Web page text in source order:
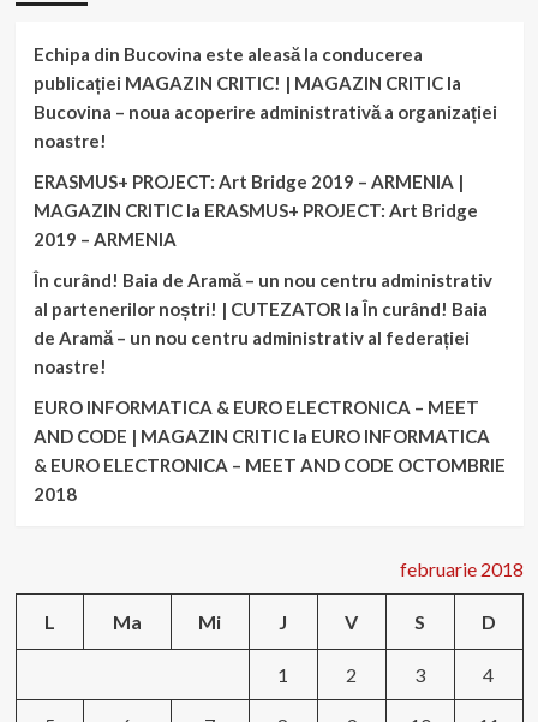
Echipa din Bucovina este aleasă la conducerea
publicației MAGAZIN CRITIC! | MAGAZIN CRITICla
Bucovina – noua acoperire administrativă a organizației
noastre!
ERASMUS+ PROJECT: Art Bridge 2019 – ARMENIA |
MAGAZIN CRITICla ERASMUS+ PROJECT: Art Bridge
2019 – ARMENIA
În curând! Baia de Aramă – un nou centru administrativ
al partenerilor noștri! | CUTEZATOR laÎn curând! Baia
de Aramă – un nou centru administrativ al federației
noastre!
EURO INFORMATICA & EURO ELECTRONICA – MEET
AND CODE | MAGAZIN CRITICla EURO INFORMATICA
& EURO ELECTRONICA – MEET AND CODE OCTOMBRIE
2018
februarie 2018
L Ma Mi J V S D
1 2 3 4